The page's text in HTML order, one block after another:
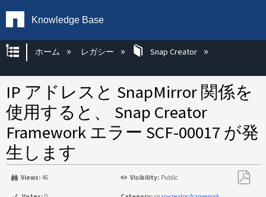
Knowledge Base
グローバル階層を展開/折りたたむ
ホーム レガシー Snap Creator
IP アドレスと SnapMirror 関係を
使用すると、 Snap Creator
Framework エラー SCF-00017 が発
生します
Views: 46 Visibility: Public